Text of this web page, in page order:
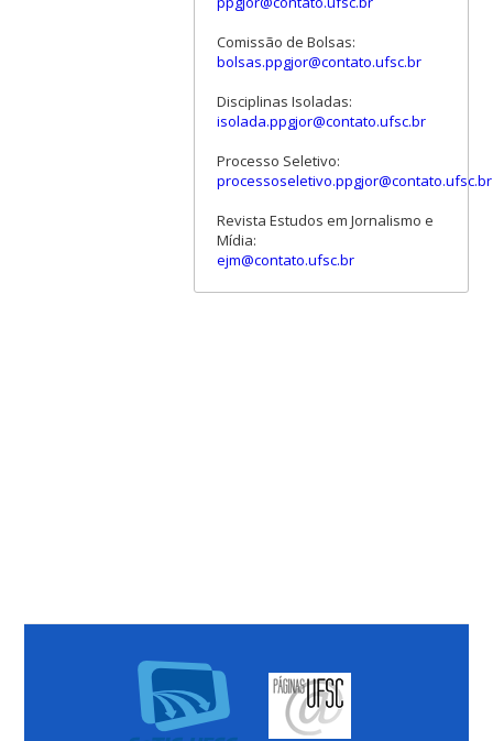
Comissão de Bolsas:
bolsas.ppgjor@contato.ufsc.br
Disciplinas Isoladas:
isolada.ppgjor@contato.ufsc.br
Processo Seletivo:
processoseletivo.ppgjor@contato.ufsc.br
Revista Estudos em Jornalismo e
Mídia:
ejm@contato.ufsc.br